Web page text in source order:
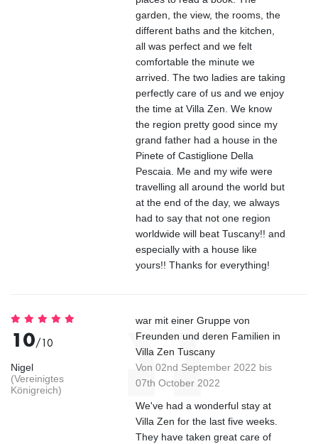
garden, the view, the rooms, the
different baths and the kitchen,
all was perfect and we felt
comfortable the minute we
arrived. The two ladies are taking
perfectly care of us and we enjoy
the time at Villa Zen. We know
the region pretty good since my
grand father had a house in the
Pinete of Castiglione Della
Pescaia. Me and my wife were
travelling all around the world but
at the end of the day, we always
had to say that not one region
worldwide will beat Tuscany!! and
especially with a house like
yours!! Thanks for everything!
10/10
Nigel
(Vereinigtes
Königreich)
war mit einer Gruppe von
Freunden und deren Familien in
Villa Zen Tuscany
Von 02nd September 2022 bis
07th October 2022
We've had a wonderful stay at
Villa Zen for the last five weeks.
They have taken great care of